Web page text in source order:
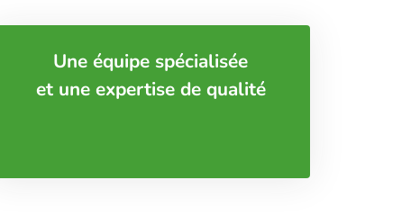
Une équipe spécialisée
et une expertise de qualité